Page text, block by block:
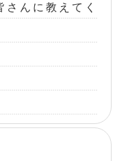
んに教えてく